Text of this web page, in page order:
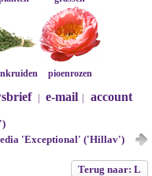
pioenrozen
e-mail account
'Exceptional' ('Hillav')
Terug naar: L